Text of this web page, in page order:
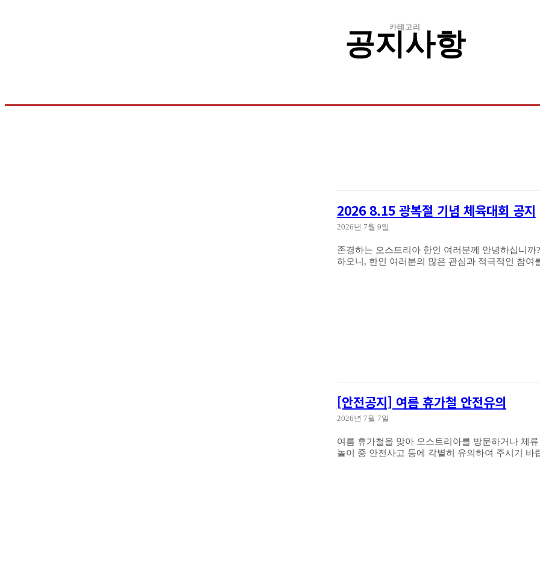
카테고리
공지사항
2026 8.15 광복절 기념 체육대회 공지
2026년 7월 9일
존경하는 오스트리아 한인 여러분께 안녕하십니까? 2026년 8월 15일 광복절을 기념하여 체육대회를 아래와 같이 개최
[안전공지] 여름 휴가철 안전유의
2026년 7월 7일
여름 휴가철을 맞아 오스트리아를 방문하거나 체